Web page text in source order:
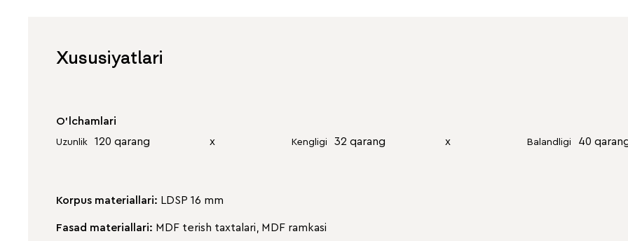
Xususiyatlari
O'lchamlari
Uzunlik 120 qarang х Kengligi 32 qarang х Balandligi 40
Korpus materiallari: LDSP 16 mm
Fasad materiallari: MDF terish taxtalari, MDF ramkasi